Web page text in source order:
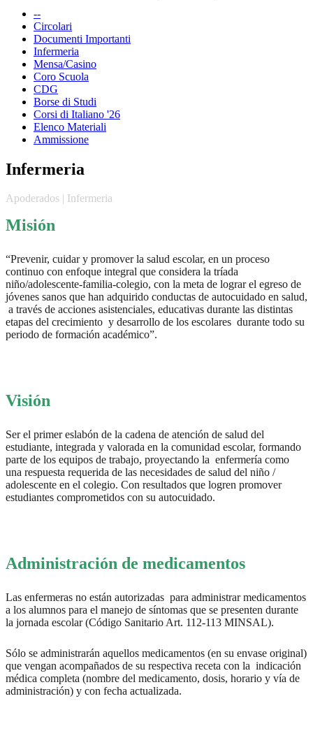
--
Circolari
Documenti Importanti
Infermeria
Mensa/Casino
Coro Scuola
CDG
Borse di Studi
Corsi di Italiano '26
Elenco Materiali
Ammissione
Infermeria
Apoderados | Infermeria
Misión
“Prevenir, cuidar y promover la salud escolar, en un proceso
continuo con enfoque integral que considera la tríada
niño/adolescente-familia-colegio, con la meta de lograr el egreso de
jóvenes sanos que han adquirido conductas de autocuidado en salud,
a través de acciones asistenciales, educativas durante las distintas
etapas del crecimiento y desarrollo de los escolares durante todo su
periodo de formación académico”.
Visión
Ser el primer eslabón de la cadena de atención de salud del
estudiante, integrada y valorada en la comunidad escolar, formando
parte de los equipos de trabajo, proyectando la enfermería como
una respuesta requerida de las necesidades de salud del niño /
adolescente en el colegio. Con resultados que logren promover
estudiantes comprometidos con su autocuidado.
Administración de medicamentos
Las enfermeras no están autorizadas para administrar medicamentos
a los alumnos para el manejo de síntomas que se presenten durante
la jornada escolar (Código Sanitario Art. 112-113 MINSAL).
Sólo se administrarán aquellos medicamentos (en su envase original)
que vengan acompañados de su respectiva receta con la indicación
médica completa (nombre del medicamento, dosis, horario y vía de
administración) y con fecha actualizada.